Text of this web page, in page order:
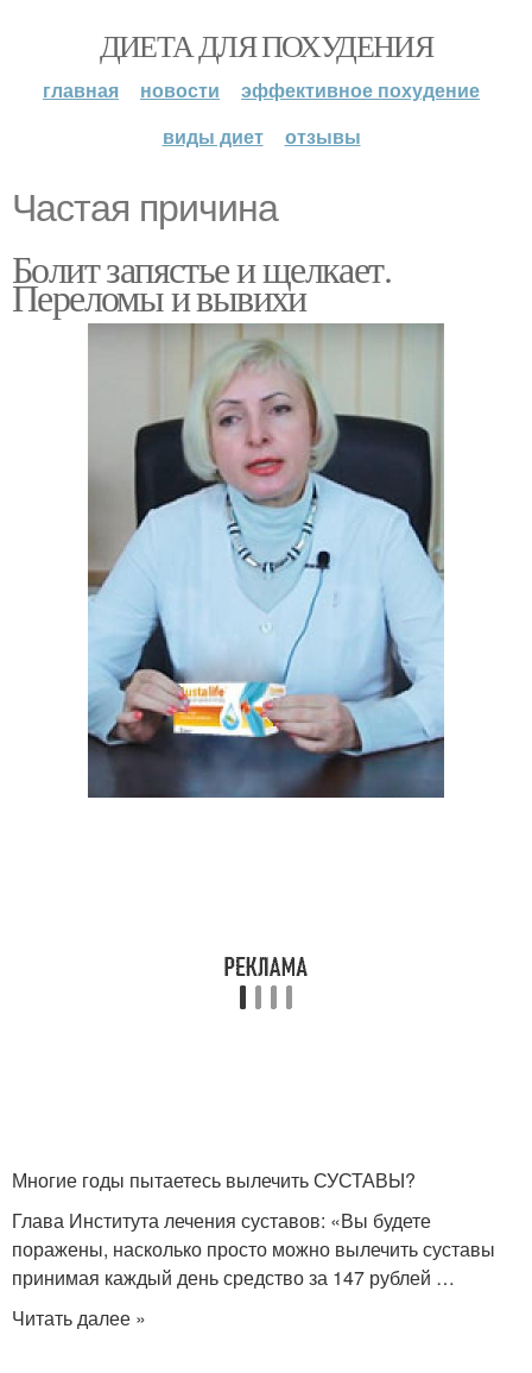
ДИЕТА ДЛЯ ПОХУДЕНИЯ
главная новости
эффективное похудение
виды диет
отзывы
Частая причина
Болит запястье и щелкает.
Переломы и вывихи
Многие годы пытаетесь вылечить СУСТАВЫ?
Глава Института лечения суставов: «Вы будете
поражены, насколько просто можно вылечить суставы
принимая каждый день средство за 147 рублей …
Читать далее »